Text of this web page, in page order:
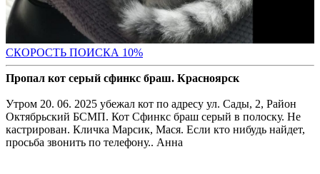
СКОРОСТЬ ПОИСКА 10%
Пропал кот серый сфинкс браш. Красноярск
Утром 20. 06. 2025 убежал кот по адресу ул. Сады, 2, Район
Октябрьский БСМП. Кот Сфинкс браш серый в полоску. Не
кастрирован. Кличка Марсик, Мася. Если кто нибудь найдет,
просьба звонить по телефону.. Анна